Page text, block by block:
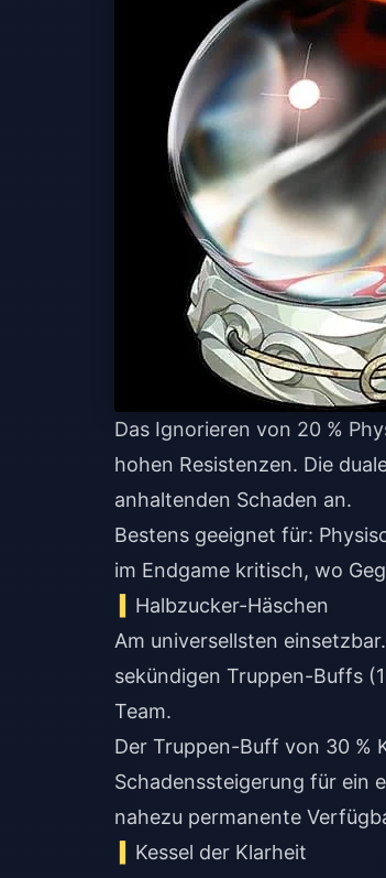
Das Ignorieren von 20 %
hohen Resistenzen. Die
anhaltenden Schaden an.
Bestens geeignet für:
im Endgame kritisch, wo
Halbzucker-Häschen
Am universellsten
sekündigen Truppen-Buffs
Team.
Der Truppen-Buff von 30 %
Schadenssteigerung für ein
nahezu permanente
Kessel der Klarheit